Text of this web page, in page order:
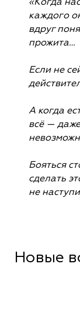
каждого
вдруг
прожита…
Если не
А когда
всё —
Бояться
сделать
не
Новые